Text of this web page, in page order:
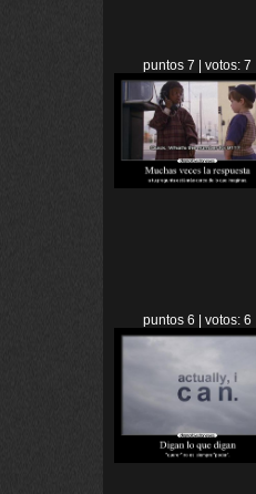
puntos 7 | votos: 7
puntos 6 | votos: 6